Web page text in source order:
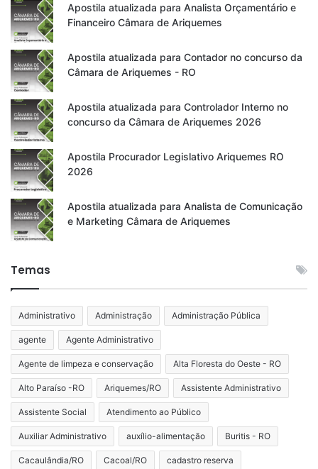
Apostila atualizada para Analista Orçamentário e
Financeiro Câmara de Ariquemes
Apostila atualizada para Contador no concurso da
Câmara de Ariquemes - RO
Apostila atualizada para Controlador Interno no
concurso da Câmara de Ariquemes 2026
Apostila Procurador Legislativo Ariquemes RO
2026
Apostila atualizada para Analista de Comunicação
e Marketing Câmara de Ariquemes
Temas
Administrativo Administração Administração Pública
agente Agente Administrativo
Agente de limpeza e conservação Alta Floresta do Oeste - RO
Alto Paraíso -RO Ariquemes/RO Assistente Administrativo
Assistente Social Atendimento ao Público
Auxiliar Administrativo auxílio-alimentação Buritis - RO
Cacaulândia/RO Cacoal/RO cadastro reserva